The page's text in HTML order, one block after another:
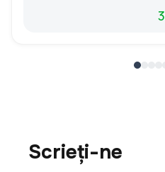
Scrieți-ne